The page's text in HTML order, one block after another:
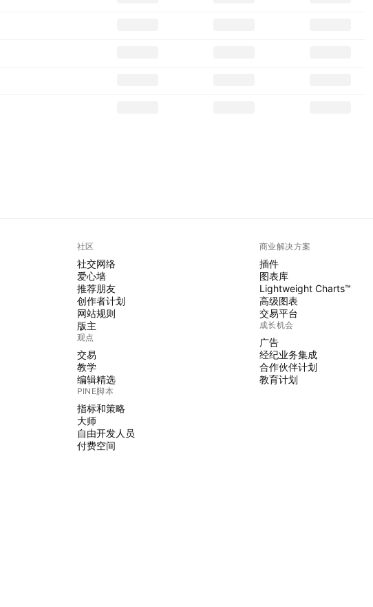
社区
社交网络
爱心墙
推荐朋友
创作者计划
网站规则
版主
观点
交易
教学
编辑精选
PINE脚本
指标和策略
大师
自由开发人员
付费空间
商业解决方案
插件
图表库
Lightweight Charts™
高级图表
交易平台
成长机会
广告
经纪业务集成
合作伙伴计划
教育计划